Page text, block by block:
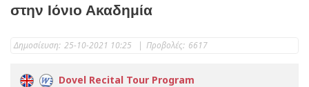
στην Ιόνιο Ακαδημία
Δημοσίευση: 25-10-2021 10:25 | Προβολές: 6617
Dovel Recital Tour Program